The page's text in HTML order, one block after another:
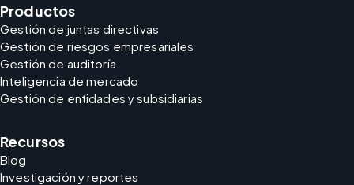
Productos
Gestión de juntas directivas
Gestión de riesgos empresariales
Gestión de auditoría
Inteligencia de mercado
Gestión de entidades y subsidiarias
Recursos
Blog
Investigación y reportes